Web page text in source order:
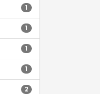
1
1
1
1
2